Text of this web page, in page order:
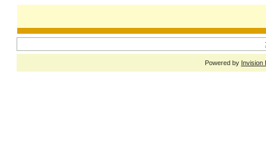
Powered by Invision